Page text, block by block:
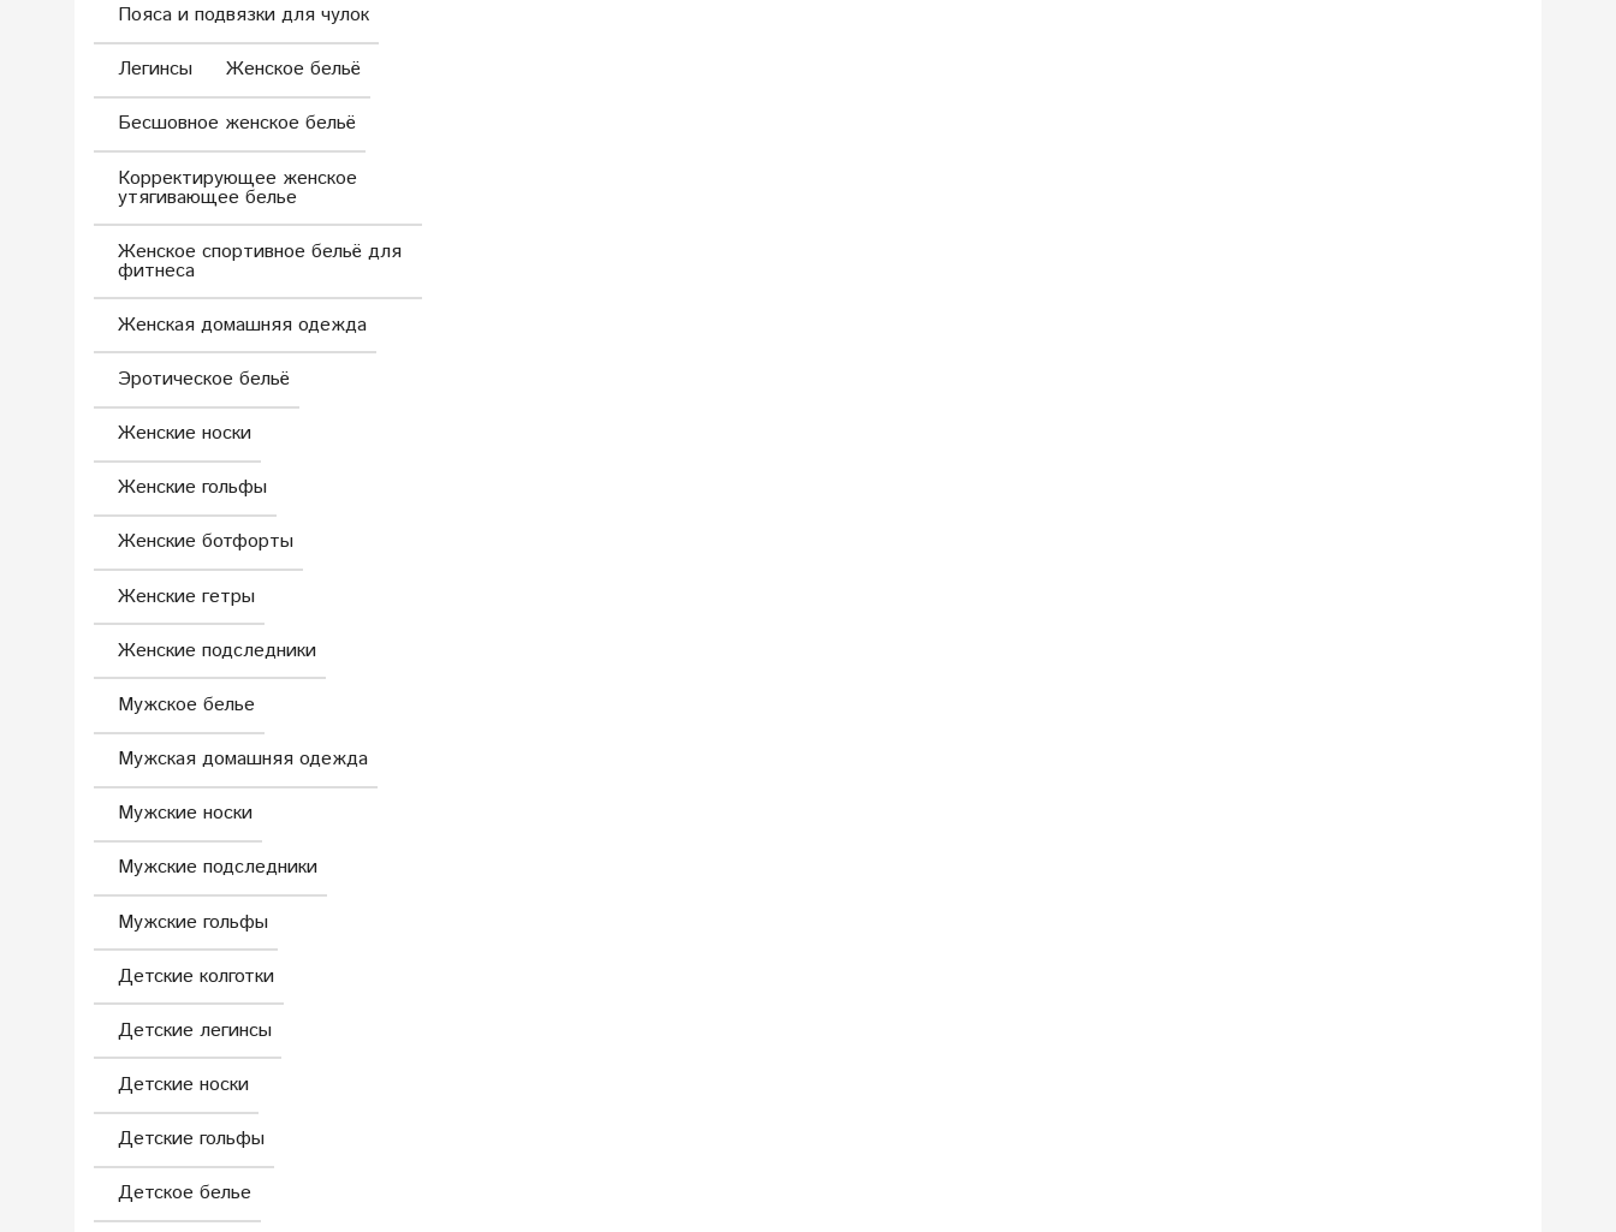
Пояса и подвязки для чулок
Легинсы
Женское бельё
Бесшовное женское бельё
Корректирующее женское
утягивающее белье
Женское спортивное бельё для
фитнеса
Женская домашняя одежда
Эротическое бельё
Женские носки
Женские гольфы
Женские ботфорты
Женские гетры
Женские подследники
Мужское белье
Мужская домашняя одежда
Мужские носки
Мужские подследники
Мужские гольфы
Детские колготки
Детские легинсы
Детские носки
Детские гольфы
Детское белье